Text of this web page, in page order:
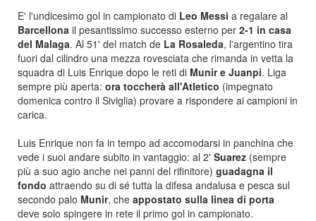
E' l'undicesimo gol in campionato di Leo Messi a regalare al
Barcellona il pesantissimo successo esterno per 2-1 in casa
del Malaga. Al 51' del match de La Rosaleda, l'argentino tira
fuori dal cilindro una mezza rovesciata che rimanda in vetta la
squadra di Luis Enrique dopo le reti di Munir e Juanpi. Liga
sempre più aperta: ora toccherà all'Atletico (impegnato
domenica contro il Siviglia) provare a rispondere ai campioni in
carica.
Luis Enrique non fa in tempo ad accomodarsi in panchina che
vede i suoi andare subito in vantaggio: al 2' Suarez (sempre
più a suo agio anche nei panni del rifinitore) guadagna il
fondo attraendo su di sé tutta la difesa andalusa e pesca sul
secondo palo Munir, che appostato sulla linea di porta
deve solo spingere in rete il primo gol in campionato.